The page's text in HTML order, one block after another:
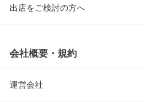
出店をご検討の方へ
会社概要・規約
運営会社